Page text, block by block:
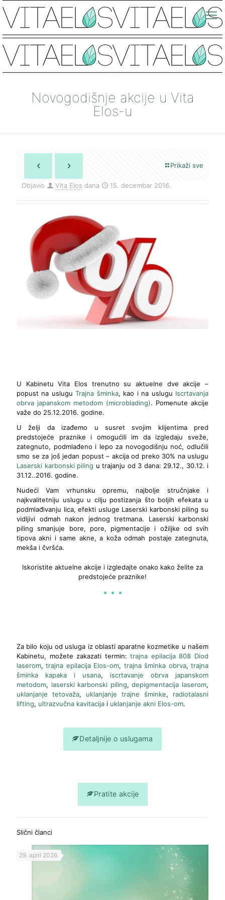
Novogodišnje akcije u Vita
Elos-u
Prikaži sve
Objavio Vita Elos dana 15. decembar 2016.
U Kabinetu Vita Elos trenutno su aktuelne dve akcije –
popust na usluguTrajna šminka, kao i na uslugu Iscrtavanja
obrva japanskom metodom (microblading). Pomenute akcije
važe do 25.12.2016. godine.
U želji da izađemo u susret svojim klijentima pred
predstojeće praznike i omogućili im da izgledaju sveže,
zategnuto, podmlađeno i lepo za novogodišnju noć, odlučili
smo se za još jedan popust – akcija od preko 30% na uslugu
Laserski karbonski piling u trajanju od 3 dana: 29.12., 30.12. i
31.12..2016. godine.
Nudeći Vam vrhunsku opremu, najbolje stručnjake i
najkvalitetniju uslugu u cilju postizanja što boljih efekata u
podmlađivanju lica, efekti usluge Laserski karbonski piling su
vidljivi odmah nakon jednog tretmana. Laserski karbonski
piling smanjuje bore, pore, pigmentacije i ožiljke od svih
tipova akni i same akne, a koža odmah postaje zategnuta,
mekša i čvršća.
Iskoristite aktuelne akcije i izgledajte onako kako želite za
predstojeće praznike!
Za bilo koju od usluga iz oblasti aparatne kozmetike u našem
Kabinetu, možete zakazati termin:trajna epilacija 808 Diod
laserom,trajna epilacija Elos-om, trajna šminka obrva,trajna
šminka kapaka i usana, iscrtavanje obrva japanskom
metodom, laserski karbonski piling,depigmentacija laserom,
uklanjanje tetovaža, uklanjanje trajne šminke, radiotalasni
lifting, ultrazvučna kavitacija i uklanjanje akni Elos-om.
Detaljnije o uslugama
Pratite akcije
Slični članci
29. april 2026.